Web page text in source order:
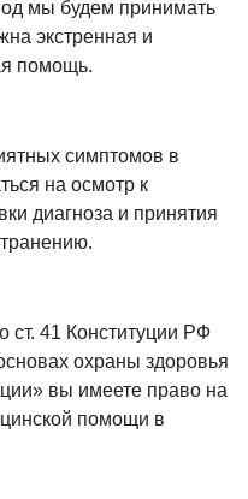
мы будем принимать
экстренная и
помощь.
симптомов в
на осмотр к
диагноза и принятия
ст. 41 Конституции РФ
охраны здоровья
вы имеете право на
помощи в